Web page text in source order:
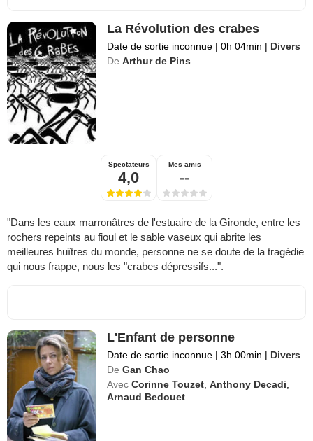
La Révolution des crabes
Date de sortie inconnue | 0h 04min | Divers
De Arthur de Pins
Spectateurs
4,0
Mes amis
--
"Dans les eaux marronâtres de l'estuaire de la Gironde, entre les
rochers repeints au fioul et le sable vaseux qui abrite les
meilleures huîtres du monde, personne ne se doute de la tragédie
qui nous frappe, nous les "crabes dépressifs...".
L'Enfant de personne
Date de sortie inconnue | 3h 00min | Divers
De Gan Chao
Avec Corinne Touzet ,Anthony Decadi
Arnaud Bedouet